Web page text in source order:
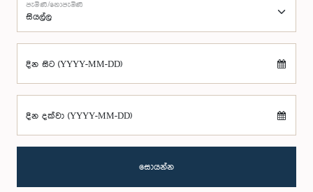
පැමිණි/නොපැමිණි
දින සිට (YYYY-MM-DD)
දින දක්වා (YYYY-MM-DD)
සොයන්න